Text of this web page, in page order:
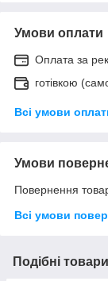
Умови оплати
Оплата за
готівкою
Всі умови
Умови
Повернення
Всі умови
Подібні